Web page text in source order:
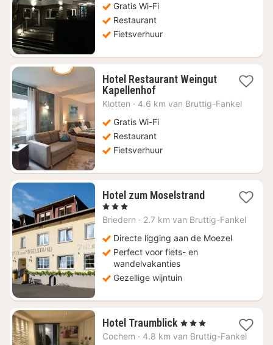
Gratis Wi-Fi
Restaurant
Fietsverhuur
Hotel Restaurant Weingut
Kapellenhof1
nacht
€
124,77
Klotten · 4.6 km van Bruttig-Fankel
Gratis Wi-Fi
Restaurant
Fietsverhuur
Hotel zum Moselstrand2
vanaf
125
, 3 Sterren
Briedern · 2.7 km van Bruttig-Fankel
Directe ligging aan de Moezel
Perfect voor fiets- en
wandelvakanties
Gezellige wijntuin
Hotel Traumblick 1
nacht
, 3 Sterren
Cochem · 4.8 km van Bruttig-Fankel